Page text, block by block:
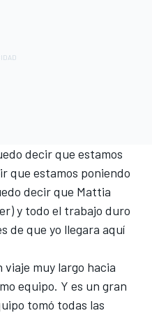
decir que estamos
que estamos poniendo
decir que Mattia
y todo el trabajo duro
de que yo llegara aquí
viaje muy largo hacia
equipo. Y es un gran
tomó todas las